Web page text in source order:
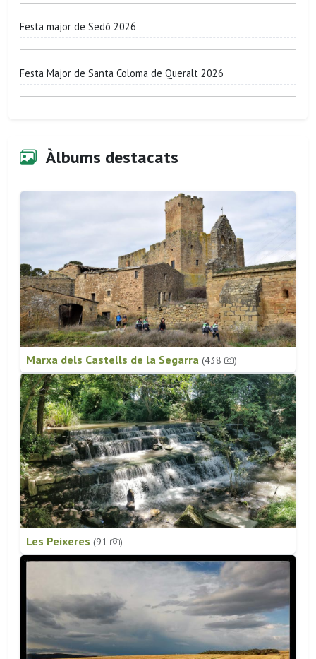
Festa major de Sedó 2026
Festa Major de Santa Coloma de Queralt 2026
Àlbums destacats
Marxa dels Castells de la Segarra (438 )
Les Peixeres (91 )